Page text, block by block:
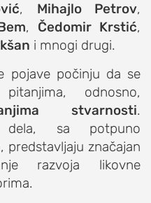
LIST
, Mihajlo Petrov,
, Čedomir Krstić,
i mnogi drugi.
pojave počinju da se
odnosno,
stvarnosti.
dela, sa potpuno
predstavljaju značajan
razvoja likovne